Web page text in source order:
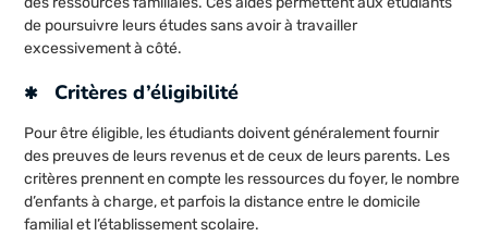
de poursuivre leurs études sans avoir à travailler
excessivement à côté.
Critères d’éligibilité
Pour être éligible, les étudiants doivent généralement fournir
des preuves de leurs revenus et de ceux de leurs parents. Les
critères prennent en compte les ressources du foyer, le nombre
d’enfants à charge, et parfois la distance entre le domicile
familial et l’établissement scolaire.